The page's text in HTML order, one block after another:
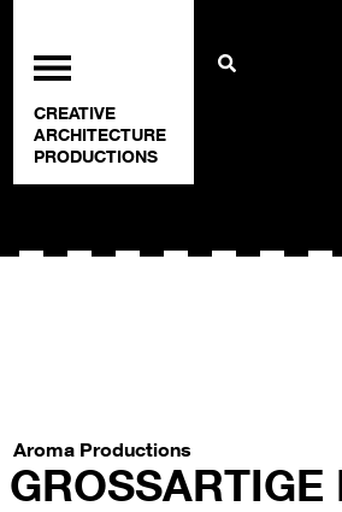
CREATIVE
ARCHITECTURE
PRODUCTIONS
Aroma Productions